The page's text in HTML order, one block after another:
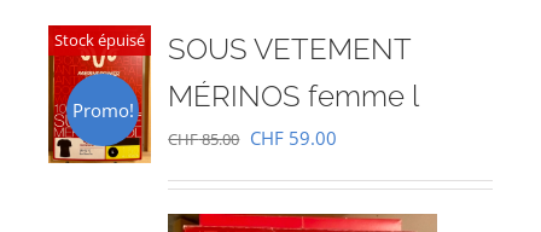
Stock épuisé
Promo!
SOUS VETEMENT
MÉRINOS femme l
CHF85.00 Le
initial
CHF 59.00
actuel